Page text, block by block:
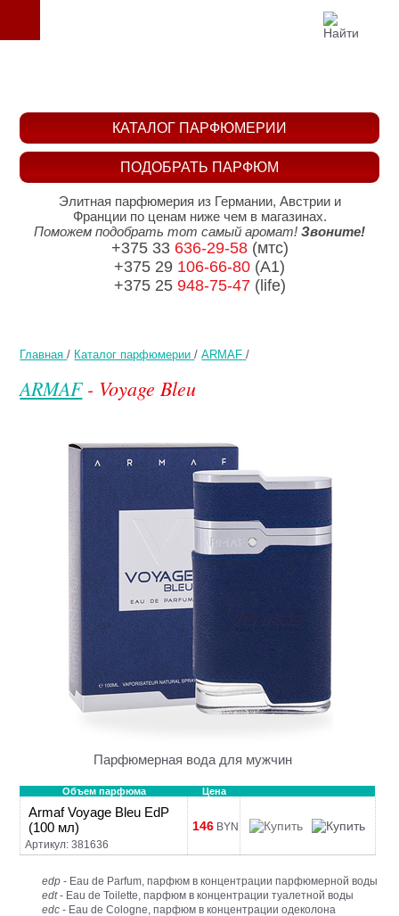
Главная / Каталог парфюмерии /ARMAF /
ARMAF- Voyage Bleu
Парфюмерная вода для мужчин
Объем парфюма Цена
Armaf Voyage Bleu EdP
(100 мл)
Артикул: 381636
146 BYN
edp - Eau de Parfum, парфюм в концентрации парфюмерной воды
edt- Eau de Toilette, парфюм в концентрации туалетной воды
edc - Eau de Cologne, парфюм в концентрации одеколона
ПОДОБРАТЬ ПАРФЮМ
КАТАЛОГ ПАРФЮМЕРИИ
Элитная парфюмерия из Германии, Австрии и
Франции по ценам ниже чем в магазинах.
Поможем подобрать тот самый аромат! Звоните!
+375 33 636-29-58(мтс)
+375 29 106-66-80 (A1)
+375 25 948-75-47(life)